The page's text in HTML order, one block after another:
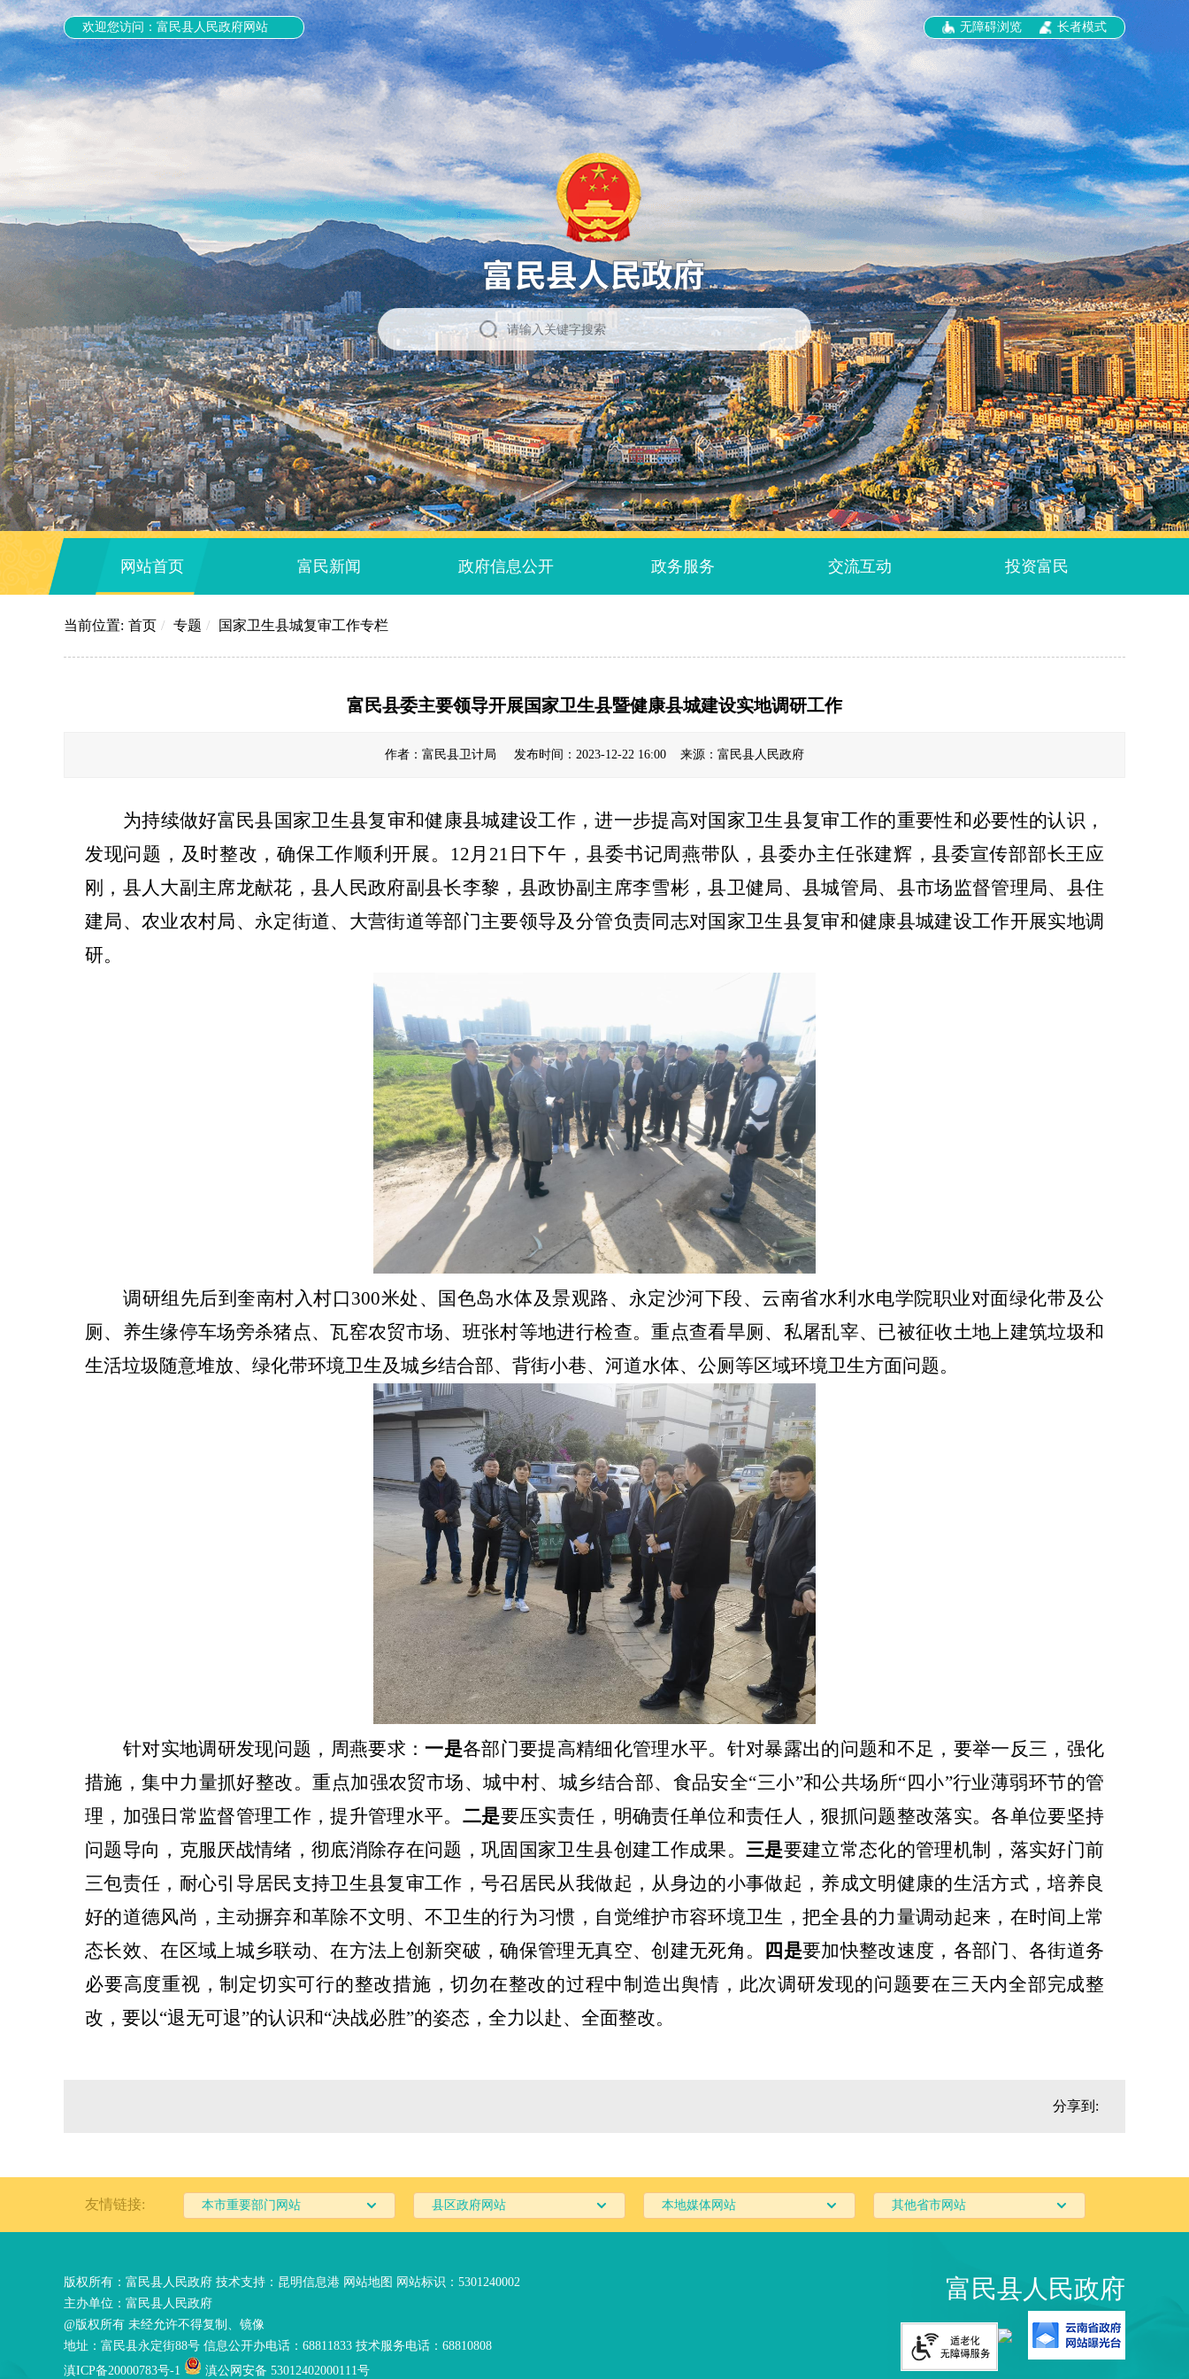
欢迎您访问：富民县人民政府网站 无障碍浏览 长者模式
网站首页 富民新闻 政府信息公开 政务服务 交流互动 投资富民
当前位置: 首页 / 专题 / 国家卫生县城复审工作专栏
富民县委主要领导开展国家卫生县暨健康县城建设实地调研工作
作者：富民县卫计局 发布时间：2023-12-22 16:00 来源：富民县人民政府
为持续做好富民县国家卫生县复审和健康县城建设工作，进一步提高对国家卫生县复审工作的重要性和必要性的认识，
发现问题 ， 及时整改，确保工作顺利开展。 12月 21 日下午，县委书记周燕带队，县委办主任张建辉，县委宣传部部长王应
刚，县人大副主席龙献花，县人民政府副县长李黎，县政协副主席李雪彬，县卫健局、县城管局、县市场监督管理局、县住
建局、农业农村局、永定街道、大营街道等部门主要领导及分管负责同志对国家卫生县复审和健康县城建设工作开展实地调
研。
调研组先后到奎南村入村口300米处、国色岛水体及景观路、永定沙河下段、 云南省水利水电学院职业对面绿化带及公
厕、养生缘停车场旁杀猪点、瓦窑农贸市场、班张村等地进行检查。重点查看旱厕、私屠乱宰、已被征收土地上建筑垃圾和
生活垃圾随意堆放、绿化带环境卫生及城乡结合部、背街小巷、河道水体、公厕等区域环境卫生方面问题。
针对实地调研发现问题，周燕要求： 一是各部门要提高精细化管理水平。针对暴露出的问题和不足，要举一反三，强化
措施，集中力量抓好整改。重点加强农贸市场、城中村、城乡结合部、食品安全“三小”和公共场所“四小”行业薄弱环节的管
理 ， 加强日常监督管理工作，提升管理水平。 二是要压实责任，明确责任单位和责任人，狠抓问题整改落实。各单位要坚持
问题导向，克服厌战情绪，彻底消除存在问题，巩固国家卫生县创建工作成果。 三是要建立常态化的管理机制，落实好门前
三包责任，耐心引导居民支持卫生县复审工作，号召居民从我做起，从身边的小事做起，养成文明健康的生活方式，培养良
好的道德风尚，主动摒弃和革除不文明、不卫生的行为习惯，自觉维护市容环境卫生， 把全县的力量调动起来，在时间上常
态长效、在区域上城乡联动、在方法上创新突破，确保管理无真空、创建无死角。
四是要加快整改速度，各部门、各街道务
必要高度重视，制定切实可行的整改措施，切勿在整改的过程中制造出舆情，此次调研发现的问题要在三天内全部完成整
改，要以“退无可退”的认识和“决战必胜”的姿态，全力以赴、全面整改。
分享到:
友情链接: 本市重要部门网站 县区政府网站 本地媒体网站 其他省市网站
版权所有：富民县人民政府 技术支持： 昆明信息港 网站地图 网站标识：5301240002
主办单位：富民县人民政府
@版权所有 未经允许不得复制、镜像
地址：富民县永定街88号 信息公开办电话：68811833 技术服务电话：68810808
滇ICP备20000783号-1
滇公网安备 53012402000111号
富民县人民政府